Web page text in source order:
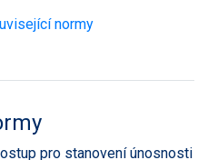
normy
pro stanovení únosnosti